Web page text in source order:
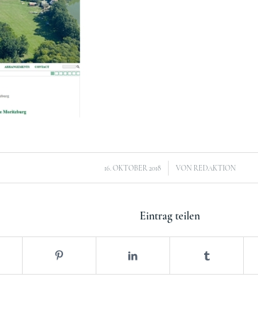
16. OKTOBER 2018
/ VON REDAKTION
Eintrag teilen